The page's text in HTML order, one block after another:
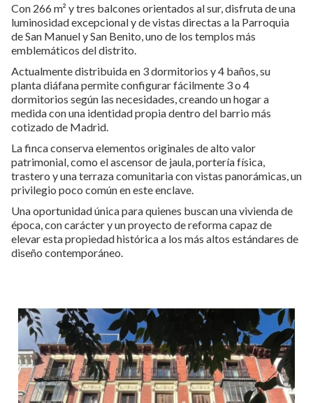
Con 266 m² y tres balcones orientados al sur, disfruta de una
luminosidad excepcional y de vistas directas a la Parroquia
de San Manuel y San Benito, uno de los templos más
emblemáticos del distrito.
Actualmente distribuida en 3 dormitorios y 4 baños, su
planta diáfana permite configurar fácilmente 3 o 4
dormitorios según las necesidades, creando un hogar a
medida con una identidad propia dentro del barrio más
cotizado de Madrid.
La finca conserva elementos originales de alto valor
patrimonial, como el ascensor de jaula, portería física,
trastero y una terraza comunitaria con vistas panorámicas, un
privilegio poco común en este enclave.
Una oportunidad única para quienes buscan una vivienda de
época, con carácter y un proyecto de reforma capaz de
elevar esta propiedad histórica a los más altos estándares de
diseño contemporáneo.